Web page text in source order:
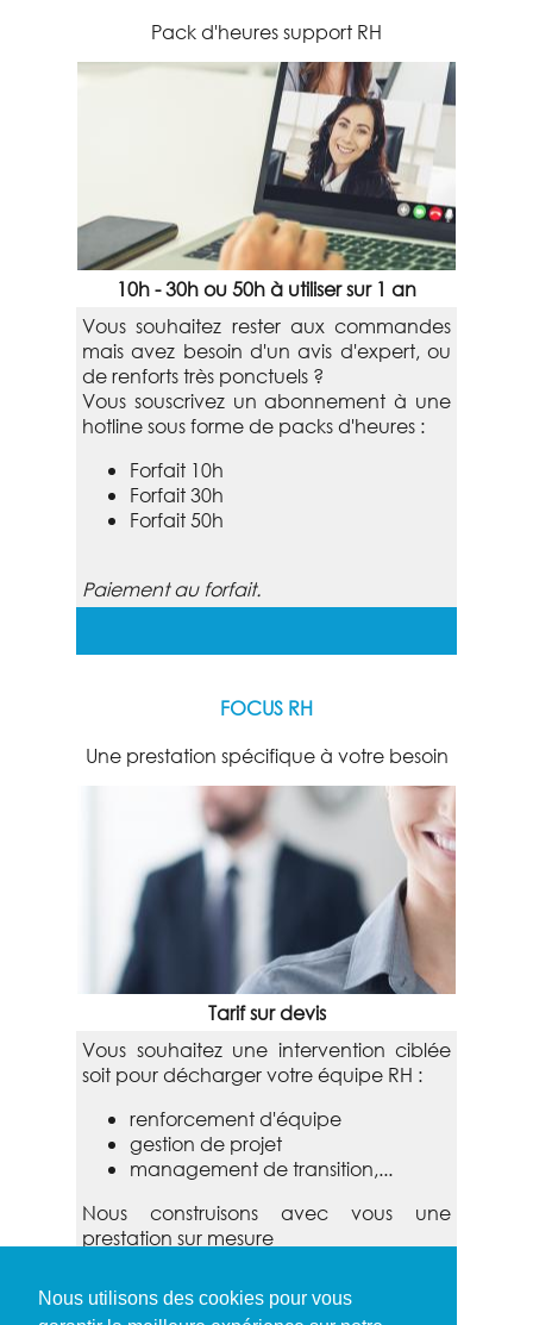
Nous utilisons des cookies pour vous
Pack d'heures support RH
10h - 30h ou 50h à utiliser sur 1 an
Vous souhaitez rester aux commandes
mais avez besoin d'un avis d'expert, ou
de renforts très ponctuels ?
Vous souscrivez un abonnement à une
hotline sous forme de packs d'heures :
Forfait 10h
Forfait 30h
Forfait 50h
Paiement au forfait.
FOCUS RH
Une prestation spécifique à votre besoin
Tarif sur devis
Vous souhaitez une intervention ciblée
soit pour décharger votre équipe RH :
renforcement d'équipe
gestion de projet
management de transition,...
Nous construisons avec vous une
prestation sur mesure
Paiement sur facture.